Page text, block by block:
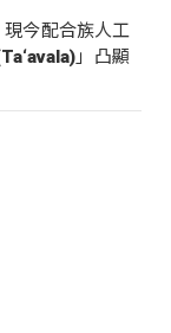
今配合族人工
」凸顯